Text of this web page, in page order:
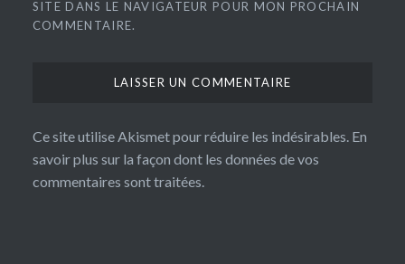
SITE DANS LE NAVIGATEUR POUR MON PROCHAIN
COMMENTAIRE.
Ce site utilise Akismet pour réduire les indésirables. En
savoir plus sur la façon dont les données de vos
commentaires sont traitées.